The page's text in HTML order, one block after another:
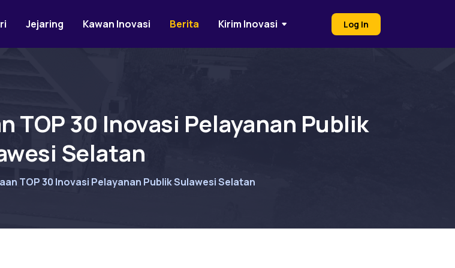
Jejaring Kawan Inovasi Berita Kirim Inovasi Log In
TOP 30 Inovasi Pelayanan Publik
Selatan
TOP 30 Inovasi Pelayanan Publik Sulawesi Selatan